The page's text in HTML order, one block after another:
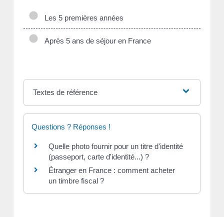
Les 5 premières années
Après 5 ans de séjour en France
Textes de référence
Questions ? Réponses !
Quelle photo fournir pour un titre d'identité
(passeport, carte d'identité...) ?
Étranger en France : comment acheter
un timbre fiscal ?